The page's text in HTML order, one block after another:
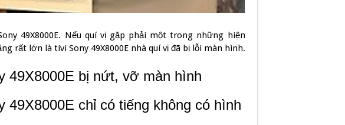
49X8000E. Nếu quí vị gặp phải một trong những hiện
rất lớn là tivi Sony 49X8000E nhà quí vị đã bị lỗi màn hình.
49X8000E bị nứt, vỡ màn hình
49X8000E chỉ có tiếng không có hình